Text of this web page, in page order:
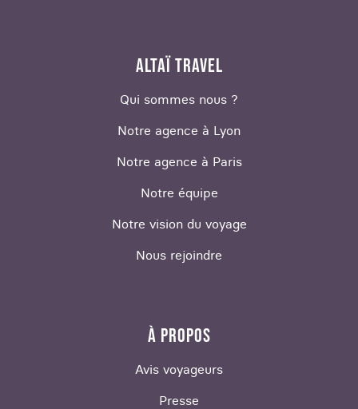
ALTAÏ TRAVEL
Qui sommes nous ?
Notre agence à Lyon
Notre agence à Paris
Notre équipe
Notre vision du voyage
Nous rejoindre
À PROPOS
Avis voyageurs
Presse